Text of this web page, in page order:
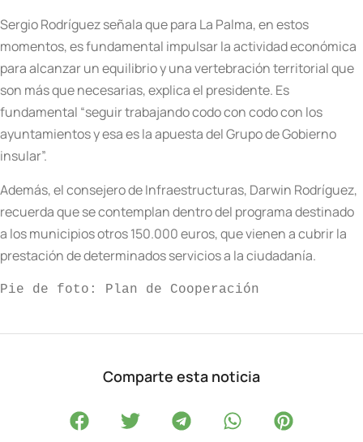
Sergio Rodríguez señala que para La Palma, en estos
momentos, es fundamental impulsar la actividad económica
para alcanzar un equilibrio y una vertebración territorial que
son más que necesarias, explica el presidente. Es
fundamental “seguir trabajando codo con codo con los
ayuntamientos y esa es la apuesta del Grupo de Gobierno
insular”.
Además, el consejero de Infraestructuras, Darwin Rodríguez,
recuerda que se contemplan dentro del programa destinado
a los municipios otros 150.000 euros, que vienen a cubrir la
prestación de determinados servicios a la ciudadanía.
Pie de foto: Plan de Cooperación
Comparte esta noticia